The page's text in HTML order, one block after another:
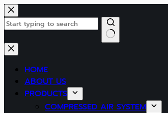
Skip
to
content
No
HOME
ABOUT US
PRODUCTS
COMPRESSED AIR SYSTEM